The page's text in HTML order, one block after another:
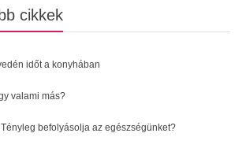
cikkek
időt a konyhában
valami más?
befolyásolja az egészségünket?